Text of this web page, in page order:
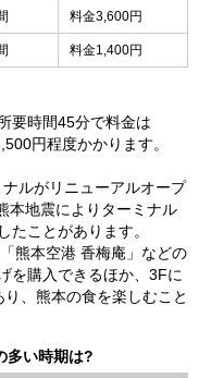
料金3,600円
料金1,400円
要時間45分で料金は
円程度かかります。
ルがリニューアルオープ
本地震によりターミナル
たことがあります。
熊本空港 香梅庵」などの
を購入できるほか、3Fに
、熊本の食を楽しむこと
多い時期は?